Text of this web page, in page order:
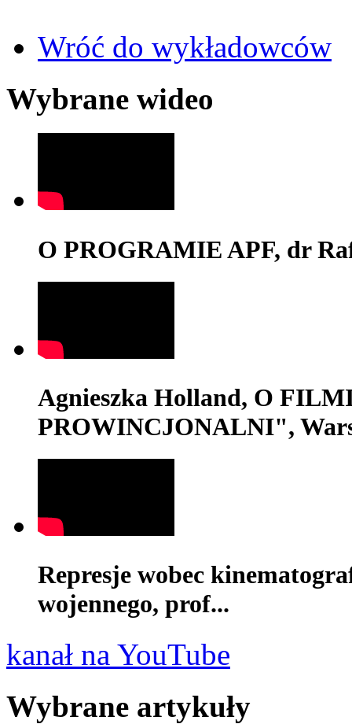
Wróć do wykładowców
Wybrane wideo
O PROGRAMIE APF, dr
Agnieszka Holland, O
PROWINCJONALNI",
Represje wobec
wojennego, prof...
kanał na YouTube
Wybrane artykuły